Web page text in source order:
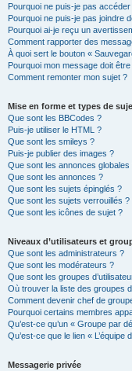
Pourquoi ne puis-je pas
Pourquoi ne puis-je pas joindre
Pourquoi ai-je reçu un
Comment rapporter des
À quoi sert le bouton «
Pourquoi mon message doit
Comment remonter mon sujet ?
Mise en forme et types de
Que sont les BBCodes ?
Puis-je utiliser le HTML ?
Que sont les smileys ?
Puis-je publier des images ?
Que sont les annonces globales
Que sont les annonces ?
Que sont les sujets épinglés ?
Que sont les sujets verrouillés ?
Que sont les icônes de sujet ?
Niveaux d’utilisateurs et
Que sont les administrateurs ?
Que sont les modérateurs ?
Que sont les groupes
Où trouver la liste des groupes
Comment devenir chef de
Pourquoi certains membres
Qu’est-ce qu’un « Groupe par
Qu’est-ce que le lien « L’équipe
Messagerie privée